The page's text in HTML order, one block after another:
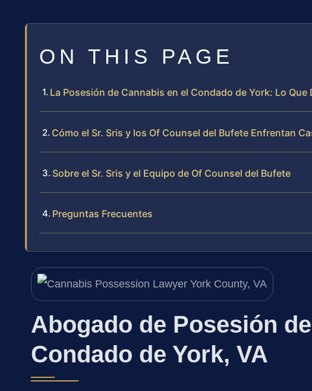
ON THIS PAGE
La Posesión de Cannabis en el Condado de York: Lo Que
Cómo el Sr. Sris y los Of Counsel del Bufete Enfrentan
Sobre el Sr. Sris y el Equipo de Of Counsel del Bufete
Preguntas Frecuentes
Abogado de Posesión
Condado de York, VA